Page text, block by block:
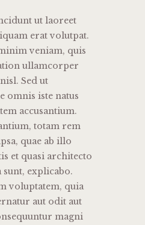
ut laoreet
erat volutpat.
veniam, quis
ullamcorper
Sed ut
omnis iste natus
accusantium.
totam rem
quae ab illo
et quasi architecto
sunt, explicabo.
voluptatem, quia
aut odit aut
magni